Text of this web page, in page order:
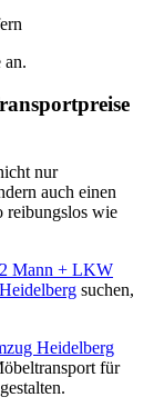
an.
nur
auch einen
reibungslos wie
Mann + LKW
suchen,
Heidelberg
für